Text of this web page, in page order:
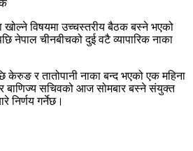
खोल्ने विषयमा उच्चस्तरीय बैठक बस्ने भएको
नेपाल चीनबीचको दुई वटै व्यापारिक नाका
केरुङ र तातोपानी नाका बन्द भएको एक महिना
बाणिज्य सचिवको आज सोमबार बस्ने संयुक्त
निर्णय गर्नेछ।